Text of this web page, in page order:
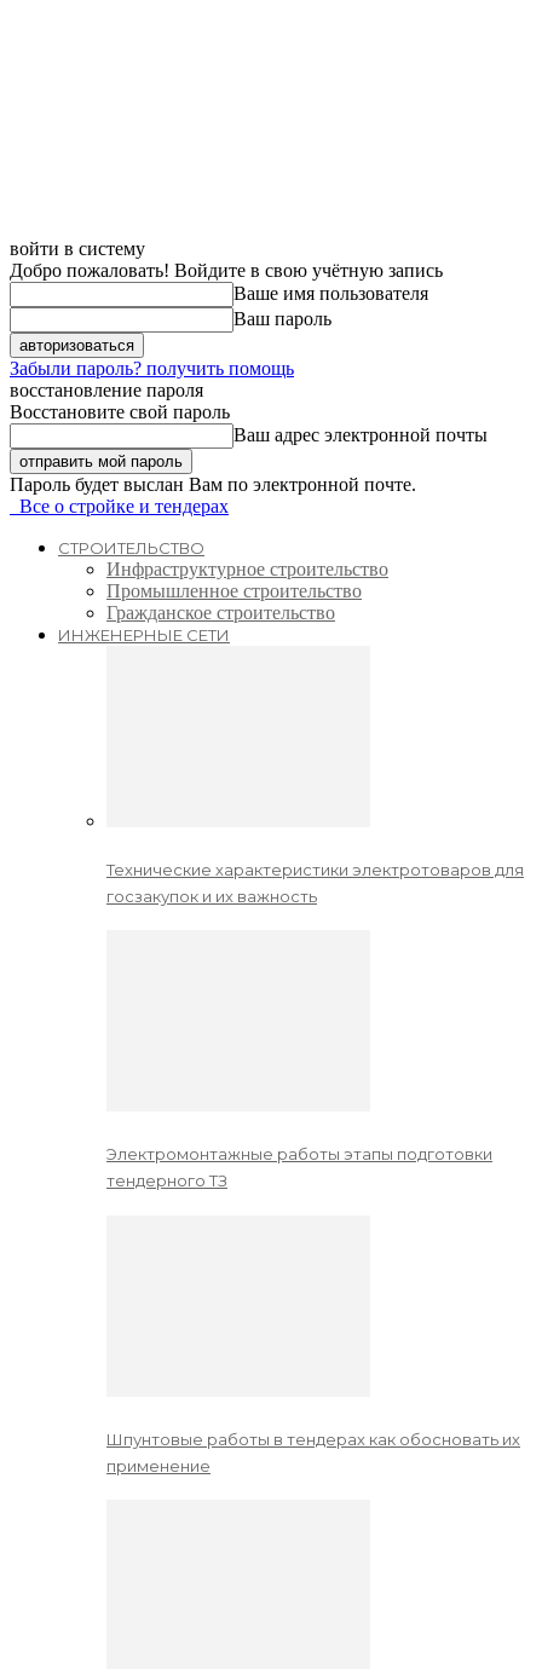
войти в систему
Добро пожаловать! Войдите в свою учётную запись
Ваше имя пользователя
Ваш пароль
Забыли пароль? получить помощь
восстановление пароля
Восстановите свой пароль
Ваш адрес электронной почты
Пароль будет выслан Вам по электронной почте.
Все о стройке и тендерах
СТРОИТЕЛЬСТВО
Инфраструктурное строительство
Промышленное строительство
Гражданское строительство
ИНЖЕНЕРНЫЕ СЕТИ
Технические характеристики электротоваров для
госзакупок и их важность
Электромонтажные работы этапы подготовки
тендерного ТЗ
Шпунтовые работы в тендерах как обосновать их
применение